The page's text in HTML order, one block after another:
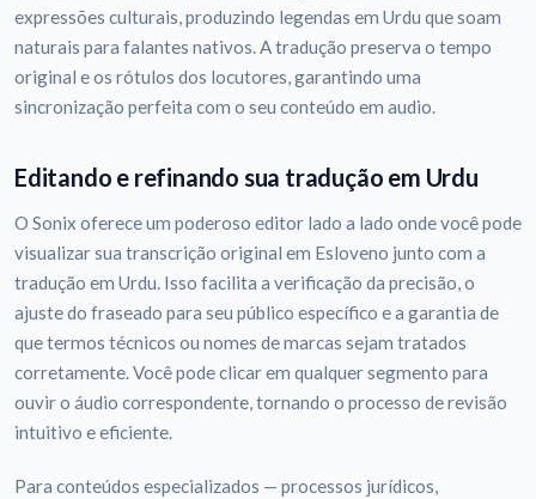
expressões culturais, produzindo legendas em Urdu que soam
naturais para falantes nativos. A tradução preserva o tempo
original e os rótulos dos locutores, garantindo uma
sincronização perfeita com o seu conteúdo em audio.
Editando e refinando sua tradução em Urdu
O Sonix oferece um poderoso editor lado a lado onde você pode
visualizar sua transcrição original em Esloveno junto com a
tradução em Urdu. Isso facilita a verificação da precisão, o
ajuste do fraseado para seu público específico e a garantia de
que termos técnicos ou nomes de marcas sejam tratados
corretamente. Você pode clicar em qualquer segmento para
ouvir o áudio correspondente, tornando o processo de revisão
intuitivo e eficiente.
Para conteúdos especializados — processos jurídicos,